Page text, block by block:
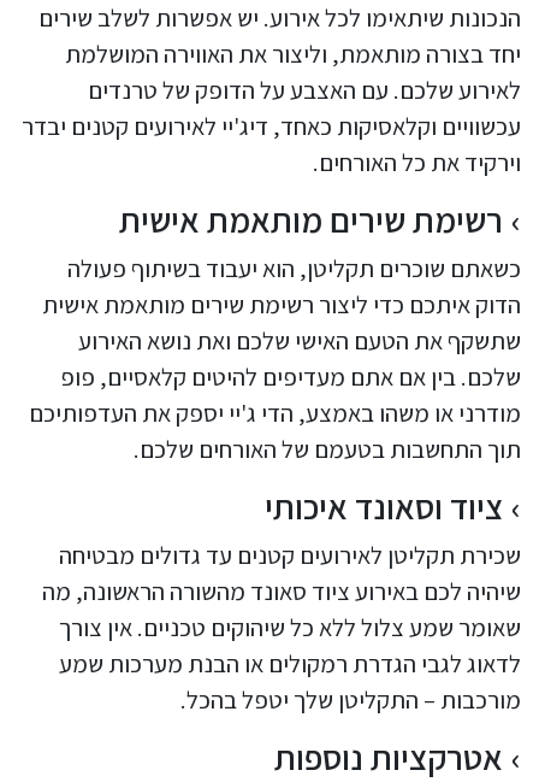
הנכונות שיתאימו לכל אירוע. יש אפשרות לשלב שירים
יחד בצורה מותאמת, וליצור את האווירה המושלמת
לאירוע שלכם. עם האצבע על הדופק של טרנדים
עכשוויים וקלאסיקות כאחד, דיג'יי לאירועים קטנים יבדר
וירקיד את כל האורחים.
רשימת שירים מותאמת אישית
כשאתם שוכרים תקליטן, הוא יעבוד בשיתוף פעולה
הדוק איתכם כדי ליצור רשימת שירים מותאמת אישית
שתשקף את הטעם האישי שלכם ואת נושא האירוע
שלכם. בין אם אתם מעדיפים להיטים קלאסיים, פופ
מודרני או משהו באמצע, הדי ג'יי יספק את העדפותיכם
תוך התחשבות בטעמם של האורחים שלכם.
ציוד וסאונד איכותי
שכירת תקליטן לאירועים קטנים עד גדולים מבטיחה
שיהיה לכם באירוע ציוד סאונד מהשורה הראשונה, מה
שאומר שמע צלול ללא כל שיהוקים טכניים. אין צורך
לדאוג לגבי הגדרת רמקולים או הבנת מערכות שמע
מורכבות – התקליטן שלך יטפל בהכל.
אטרקציות נוספות